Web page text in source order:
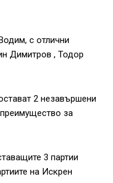
с отлични
Димитров , Тодор
2 незавършени
за
3 партии
на Искрен